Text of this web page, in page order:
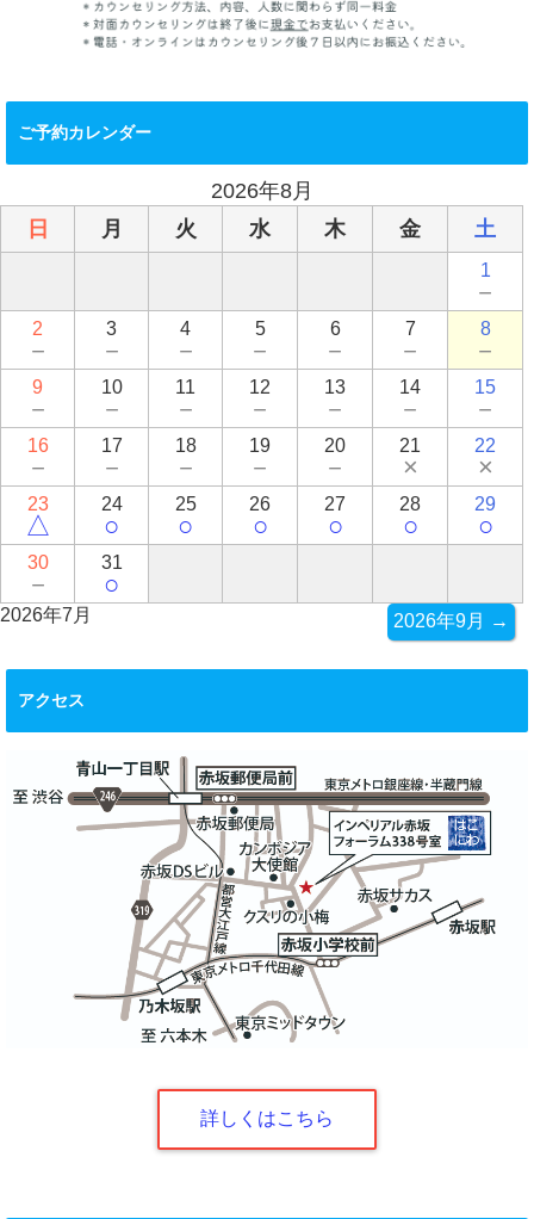
ご予約カレンダー
2026年8月
日
月 火 水 木 金 土
1
－
2
－
3
－
4
－
5
－
6
－
7
－
8
－
9
－
10
－
11
－
12
－
13
－
14
－
15
－
16
－
17
－
18
－
19
－
20
－
21
×
22
×
23
△
24
○
25
○
26
○
27
○
28
○
29
○
30
－
31
○
2026年7月 2026年9月 →
アクセス
詳しくはこちら